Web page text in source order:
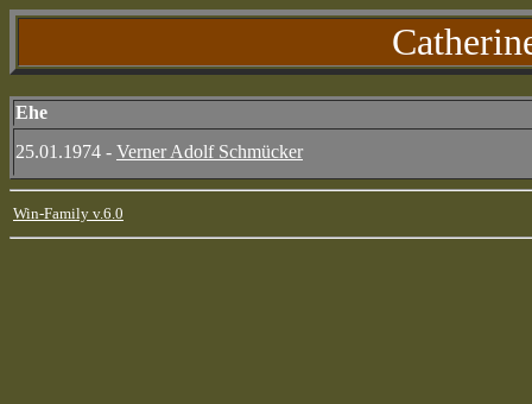
Ehe
25.01.1974 - Verner Adolf Schmücker
Win-Family v.6.0